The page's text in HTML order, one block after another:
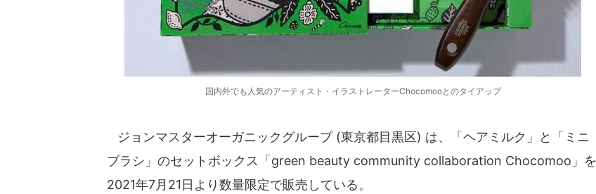
国内外でも人気のアーティスト・イラストレーターChocomooとのタイアップ
ジョンマスターオーガニックグループ (東京都目黒区) は、「ヘアミルク」と「ミニ
ブラシ」のセットボックス「green beauty community collaboration Chocomoo」を
2021年7月21日より数量限定で販売している。